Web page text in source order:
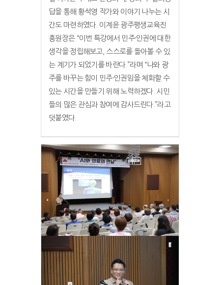
답을 통해 황석영 작가와 이야기 나누는 시
간도 마련하였다. 이계윤 광주평생교육진
흥원장은 “이번 특강에서 민주·인권에 대한
생각을 정립해보고, 스스로를 돌아볼 수 있
는 계기가 되었기를 바란다.”라며 “나와 광
주를 바꾸는 힘이 민주·인권임을 체화할 수
있는 시간을 만들기 위해 노력하겠다. 시민
들의 많은 관심과 참여에 감사드린다.”라고
덧붙였다.